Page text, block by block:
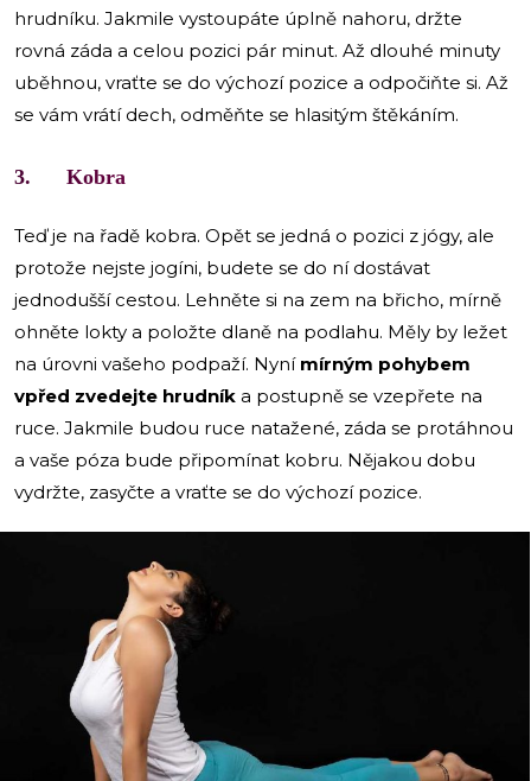
hrudníku. Jakmile vystoupáte úplně nahoru, držte
rovná záda a celou pozici pár minut. Až dlouhé minuty
uběhnou, vraťte se do výchozí pozice a odpočiňte si. Až
se vám vrátí dech, odměňte se hlasitým štěkáním.
3. Kobra
Teď je na řadě kobra. Opět se jedná o pozici z jógy, ale
protože nejste jogíni, budete se do ní dostávat
jednodušší cestou. Lehněte si na zem na břicho, mírně
ohněte lokty a položte dlaně na podlahu. Měly by ležet
na úrovni vašeho podpaží. Nynímírným pohybem
vpřed zvedejte hrudník a postupně se vzepřete na
ruce. Jakmile budou ruce natažené, záda se protáhnou
a vaše póza bude připomínat kobru. Nějakou dobu
vydržte, zasyčte a vraťte se do výchozí pozice.